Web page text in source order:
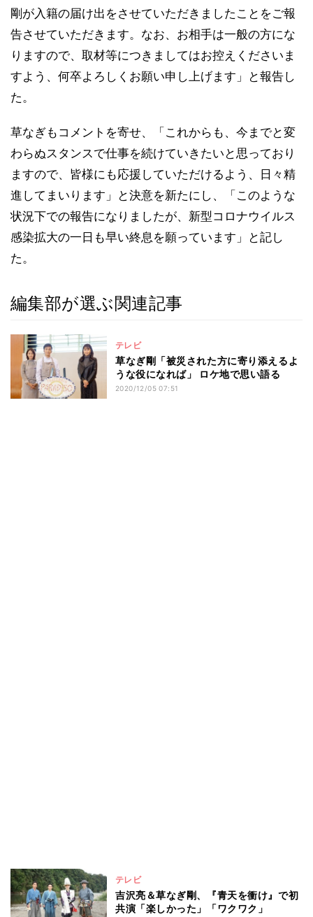
剛が入籍の届け出をさせていただきましたことをご報
告させていただきます。なお、お相手は一般の方にな
りますので、取材等につきましてはお控えくださいま
すよう、何卒よろしくお願い申し上げます」と報告し
た。
草なぎもコメントを寄せ、「これからも、今までと変
わらぬスタンスで仕事を続けていきたいと思っており
ますので、皆様にも応援していただけるよう、日々精
進してまいります」と決意を新たにし、「このような
状況下での報告になりましたが、新型コロナウイルス
感染拡大の一日も早い終息を願っています」と記し
た。
編集部が選ぶ関連記事
テレビ
草なぎ剛「被災された方に寄り添えるよ
うな役になれば」 ロケ地で思い語る
2020/12/05 07:51
テレビ
吉沢亮＆草なぎ剛、『青天を衝け』で初
共演「楽しかった」「ワクワク」